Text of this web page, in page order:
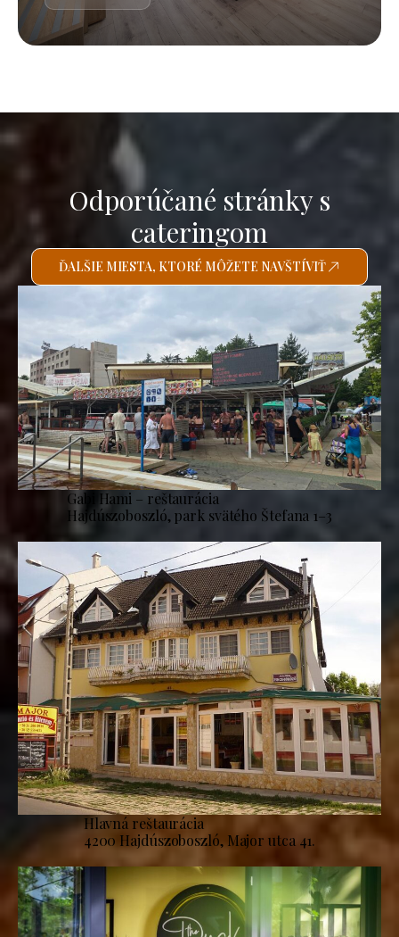
Odporúčané stránky s
cateringom
ĎALŠIE MIESTA, KTORÉ MÔŽETE NAVŠTÍVIŤ
Gabi Hami – reštaurácia
Hajdúszoboszló, park svätého Štefana 1–3
Hlavná reštaurácia
4200 Hajdúszoboszló, Major utca 41.